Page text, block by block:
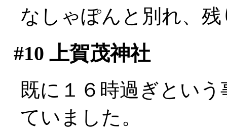
なしゃぽんと別れ、
#10 上賀茂神社
既に１６時過ぎとい
ていました。